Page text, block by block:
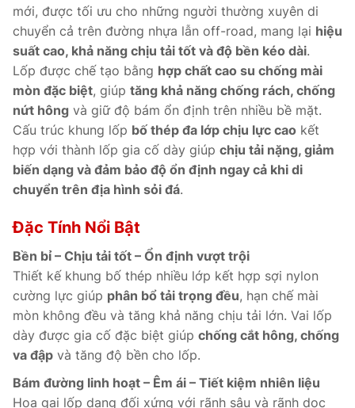
mới, được tối ưu cho những người thường xuyên di
chuyển cả trên đường nhựa lẫn off-road, mang lại hiệu
suất cao, khả năng chịu tải tốt và độ bền kéo dài.
Lốp được chế tạo bằng hợp chất cao su chống mài
mòn đặc biệt, giúp tăng khả năng chống rách, chống
nứt hông và giữ độ bám ổn định trên nhiều bề mặt.
Cấu trúc khung lốp bố thép đa lớp chịu lực cao kết
hợp với thành lốp gia cố dày giúp chịu tải nặng, giảm
biến dạng và đảm bảo độ ổn định ngay cả khi di
chuyển trên địa hình sỏi đá.
Đặc Tính Nổi Bật
Bền bỉ – Chịu tải tốt – Ổn định vượt trội
Thiết kế khung bố thép nhiều lớp kết hợp sợi nylon
cường lực giúp phân bổ tải trọng đều, hạn chế mài
mòn không đều và tăng khả năng chịu tải lớn. Vai lốp
dày được gia cố đặc biệt giúp chống cắt hông, chống
va đập và tăng độ bền cho lốp.
Bám đường linh hoạt – Êm ái – Tiết kiệm nhiên liệu
Hoa gai lốp dạng đối xứng với rãnh sâu và rãnh dọc